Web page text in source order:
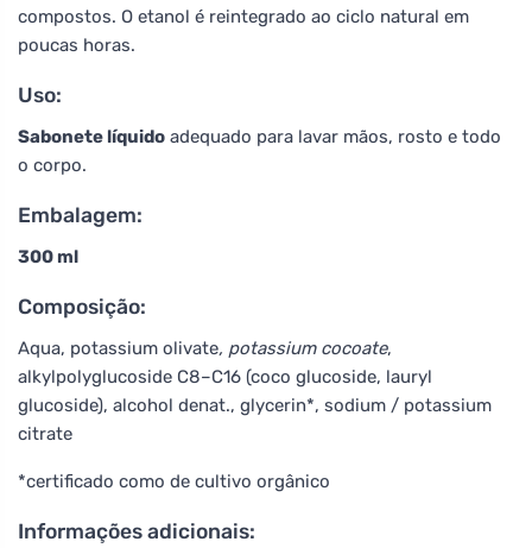
compostos. O etanol é reintegrado ao ciclo natural em
poucas horas.
Uso:
Sabonete líquido adequado para lavar mãos, rosto e todo
o corpo.
Embalagem:
300 ml
Composição:
Aqua, potassium olivate, potassium cocoate,
alkylpolyglucoside C8–C16 (coco glucoside, lauryl
glucoside), alcohol denat., glycerin*, sodium / potassium
citrate
*certificado como de cultivo orgânico
Informações adicionais: